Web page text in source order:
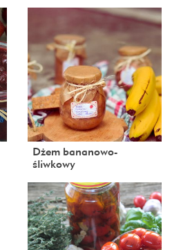
Dżem bananowo-
śliwkowy